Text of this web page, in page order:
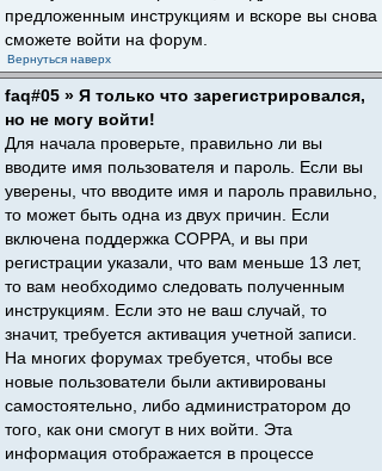
предложенным инструкциям и вскоре вы снова
сможете войти на форум.
Вернуться наверх
faq#05 » Я только что зарегистрировался,
но не могу войти!
Для начала проверьте, правильно ли вы
вводите имя пользователя и пароль. Если вы
уверены, что вводите имя и пароль правильно,
то может быть одна из двух причин. Если
включена поддержка COPPA, и вы при
регистрации указали, что вам меньше 13 лет,
то вам необходимо следовать полученным
инструкциям. Если это не ваш случай, то
значит, требуется активация учетной записи.
На многих форумах требуется, чтобы все
новые пользователи были активированы
самостоятельно, либо администратором до
того, как они смогут в них войти. Эта
информация отображается в процессе